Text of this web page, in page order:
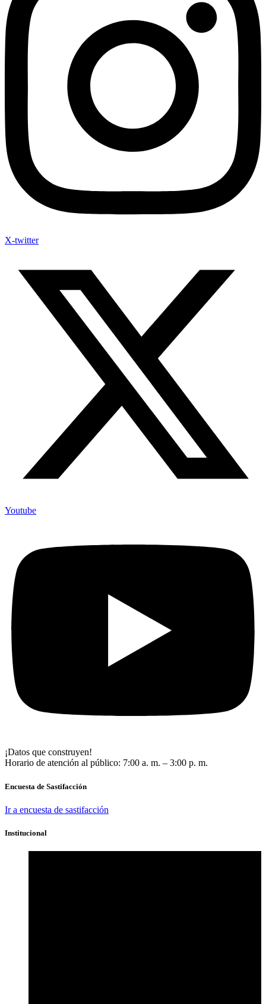
X-twitter
Youtube
¡Datos que construyen!
Horario de atención al público: 7:00 a. m. – 3:00 p. m.
Encuesta de Sastifacción
Ir a encuesta de sastifacción
Institucional